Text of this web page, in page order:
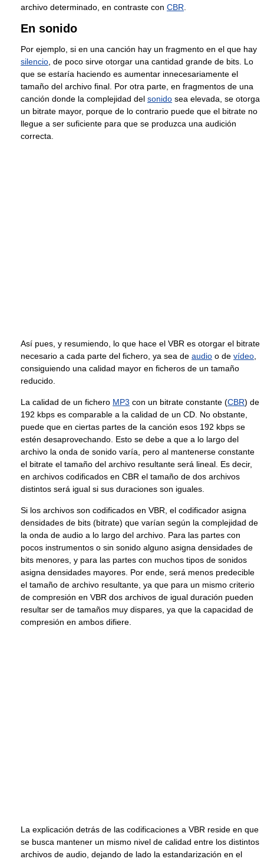
archivo determinado, en contraste con CBR
En sonido
Por ejemplo, si en una canción hay un fragmento en el que hay
silencio , de poco sirve otorgar una cantidad grande de bits. Lo
que se estaría haciendo es aumentar innecesariamente el
tamaño del archivo final. Por otra parte, en fragmentos de una
canción donde la complejidad del sonido sea elevada, se otorga
un bitrate mayor, porque de lo contrario puede que el bitrate no
llegue a ser suficiente para que se produzca una audición
correcta.
Así pues, y resumiendo, lo que hace el VBR es otorgar el bitrate
necesario a cada parte del fichero, ya sea de audio o de vídeo
consiguiendo una calidad mayor en ficheros de un tamaño
reducido.
La calidad de un fichero MP3 con un bitrate constante (CBR) de
192 kbps es comparable a la calidad de un CD. No obstante,
puede que en ciertas partes de la canción esos 192 kbps se
estén desaprovechando. Esto se debe a que a lo largo del
archivo la onda de sonido varía, pero al mantenerse constante
el bitrate el tamaño del archivo resultante será lineal. Es decir,
en archivos codificados en CBR el tamaño de dos archivos
distintos será igual si sus duraciones son iguales.
Si los archivos son codificados en VBR, el codificador asigna
densidades de bits (bitrate) que varían según la complejidad de
la onda de audio a lo largo del archivo. Para las partes con
pocos instrumentos o sin sonido alguno asigna densidades de
bits menores, y para las partes con muchos tipos de sonidos
asigna densidades mayores. Por ende, será menos predecible
el tamaño de archivo resultante, ya que para un mismo criterio
de compresión en VBR dos archivos de igual duración pueden
resultar ser de tamaños muy dispares, ya que la capacidad de
compresión en ambos difiere.
La explicación detrás de las codificaciones a VBR reside en que
se busca mantener un mismo nivel de calidad entre los distintos
archivos de audio, dejando de lado la estandarización en el